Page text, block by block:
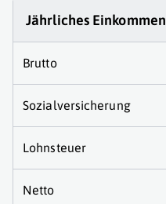
Jährliches Einkommen
Brutto
Sozialversicherung
Lohnsteuer
Netto